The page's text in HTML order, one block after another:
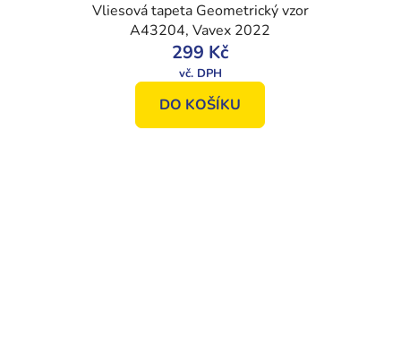
Vliesová tapeta Geometrický vzor
A43204, Vavex 2022
299 Kč
DO KOŠÍKU